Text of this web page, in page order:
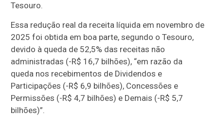
Tesouro.
Essa redução real da receita líquida em novembro de
2025 foi obtida em boa parte, segundo o Tesouro,
devido à queda de 52,5% das receitas não
administradas (-R$ 16,7 bilhões), “em razão da
queda nos recebimentos de Dividendos e
Participações (-R$ 6,9 bilhões), Concessões e
Permissões (-R$ 4,7 bilhões) e Demais (-R$ 5,7
bilhões)”.